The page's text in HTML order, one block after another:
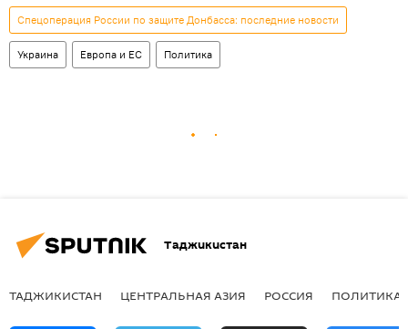
Спецоперация России по защите Донбасса: последние новости
Украина Европа и ЕС Политика
Таджикистан
ТАДЖИКИСТАН ЦЕНТРАЛЬНАЯ АЗИЯ РОССИЯ ПОЛИТИКА